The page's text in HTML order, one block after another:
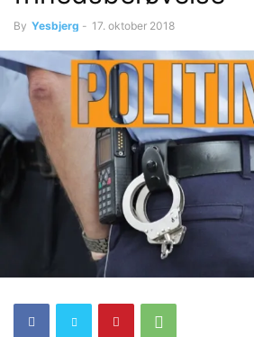
By Yesbjerg - 17. oktober 2018